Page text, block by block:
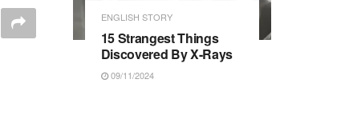
ENGLISH STORY
15 Strangest Things
Discovered By X-Rays
09/11/2024